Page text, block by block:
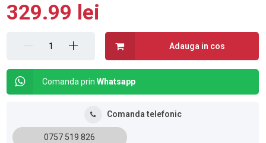
329.99 lei
Adauga in cos
Comanda prinWhatsapp
Comanda telefonic
0757 519 826